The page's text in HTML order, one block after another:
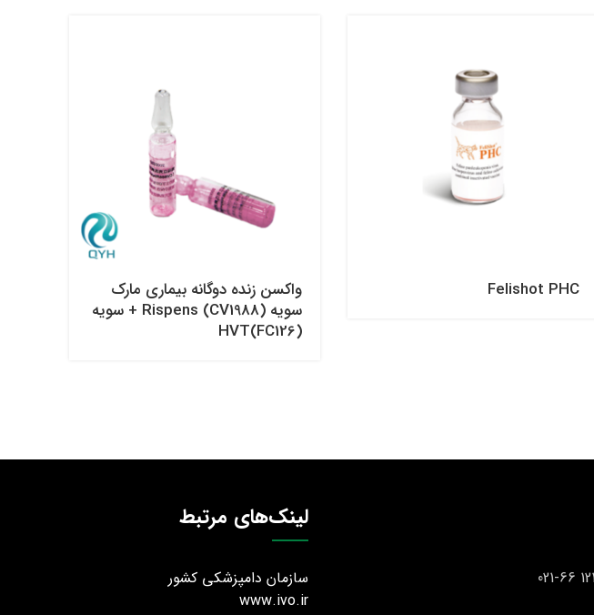
Felishot PHC
واکسن زنده دوگانه بیماری مارک
سویه (CV1988) Rispens + سویه
HVT(FC126)
لینک‌های مرتبط
سازمان دامپزشکی کشور
www.ivo.ir